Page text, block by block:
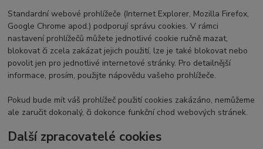
Standardní webové prohlížeče (Internet Explorer, Mozilla Firefox,
Google Chrome apod.) podporují správu cookies. V rámci
nastavení prohlížečů můžete jednotlivé cookie ručně mazat,
blokovat či zcela zakázat jejich použití, lze je také blokovat nebo
povolit jen pro jednotlivé internetové stránky. Pro detailnější
informace, prosím, použijte nápovědu vašeho prohlížeče.
Pokud bude mít váš prohlížeč použití cookies zakázáno, nemůžeme
ale zaručit dokonalý, či dokonce funkční chod webových stránek.
Další zpracovatelé cookies